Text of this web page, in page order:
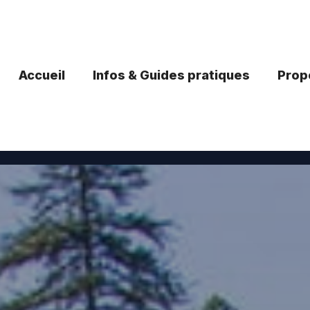
Accueil Infos & Guides pratiques